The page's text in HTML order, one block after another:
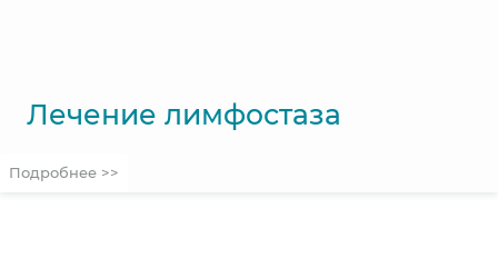
Лечение лимфостаза
Подробнее >>